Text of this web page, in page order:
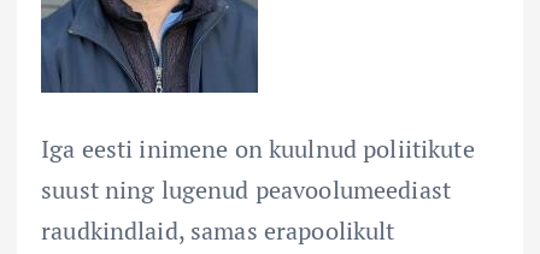
Iga eesti inimene on kuulnud poliitikute
suust ning lugenud peavoolumeediast
raudkindlaid, samas erapoolikult